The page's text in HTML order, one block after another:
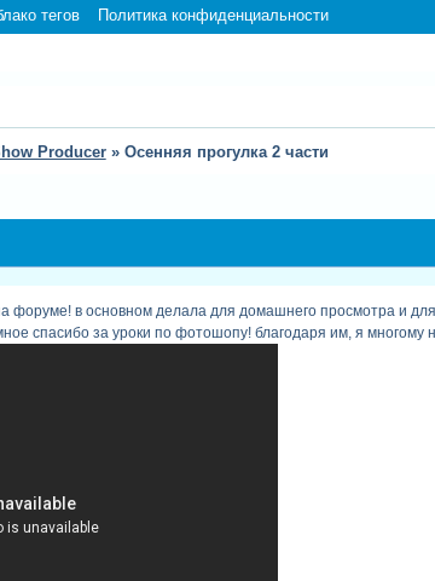
тегов Политика конфиденциальности
Producer » Осенняя прогулка 2 части
форуме! в основном делала для домашнего просмотра и
спасибо за уроки по фотошопу! благодаря им, я многому